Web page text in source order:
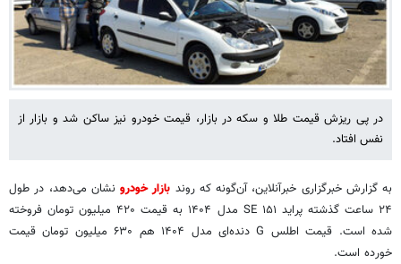
در پی ریزش قیمت طلا و سکه در بازار، قیمت خودرو نیز ساکن شد و بازار از
نفس افتاد.
به گزارش خبرگزاری خبرآنلاین، آن‌گونه که روند بازار خودرو نشان می‌دهد، در طول
۲۴ ساعت گذشته پراید ۱۵۱ SE مدل ۱۴۰۴ به قیمت ۴۲۰ میلیون تومان فروخته
شده است. قیمت اطلس G دنده‌ای مدل ۱۴۰۴ هم ۶۳۰ میلیون تومان قیمت
خورده است.